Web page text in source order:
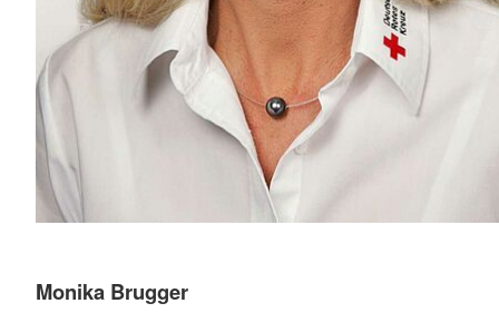
Monika Brugger